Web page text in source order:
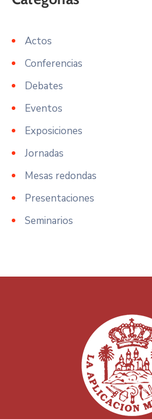
Actos
Conferencias
Debates
Eventos
Exposiciones
Jornadas
Mesas redondas
Presentaciones
Seminarios